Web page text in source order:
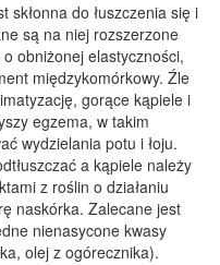
skłonna do łuszczenia się i
są na niej rozszerzone
obniżonej elastyczności,
międzykomórkowy. Źle
gorące kąpiele i
egzema, w takim
wydzielania potu i łoju.
a kąpiele należy
z roślin o działaniu
naskórka. Zalecane jest
nienasycone kwasy
olej z ogórecznika).